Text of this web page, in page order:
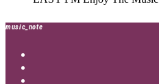
music_note